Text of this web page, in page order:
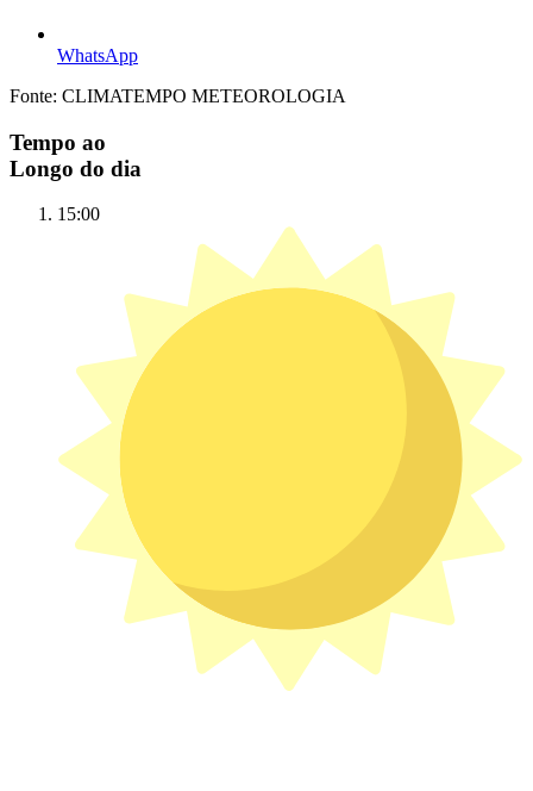
WhatsApp
Fonte: CLIMATEMPO METEOROLOGIA
Tempo ao
Longo do dia
15:00